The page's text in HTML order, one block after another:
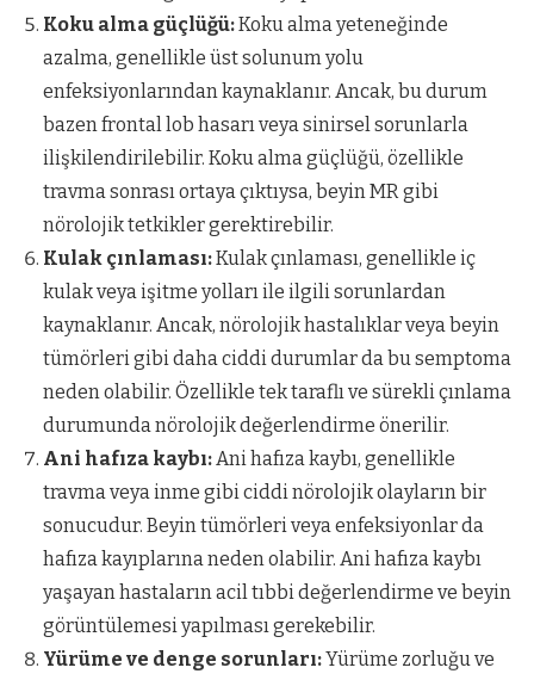
Koku alma güçlüğü:Koku alma yeteneğinde
azalma, genellikle üst solunum yolu
enfeksiyonlarından kaynaklanır. Ancak, bu durum
bazen frontal lob hasarı veya sinirsel sorunlarla
ilişkilendirilebilir. Koku alma güçlüğü, özellikle
travma sonrası ortaya çıktıysa, beyin MR gibi
nörolojik tetkikler gerektirebilir.
Kulak çınlaması:Kulak çınlaması, genellikle iç
kulak veya işitme yolları ile ilgili sorunlardan
kaynaklanır. Ancak, nörolojik hastalıklar veya beyin
tümörleri gibi daha ciddi durumlar da bu semptoma
neden olabilir. Özellikle tek taraflı ve sürekli çınlama
durumunda nörolojik değerlendirme önerilir.
Ani hafıza kaybı:Ani hafıza kaybı, genellikle
travma veya inme gibi ciddi nörolojik olayların bir
sonucudur. Beyin tümörleri veya enfeksiyonlar da
hafıza kayıplarına neden olabilir. Ani hafıza kaybı
yaşayan hastaların acil tıbbi değerlendirme ve beyin
görüntülemesi yapılması gerekebilir.
Yürüme ve denge sorunları:Yürüme zorluğu ve